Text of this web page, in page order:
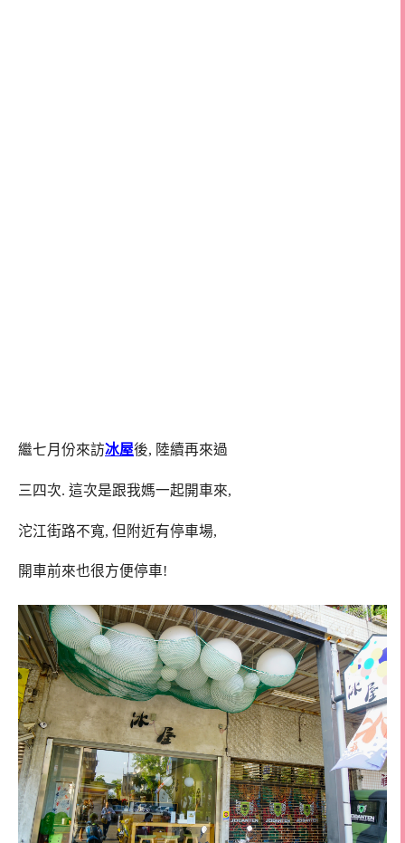
繼七月份來訪冰屋後, 陸續再來過
三四次. 這次是跟我媽一起開車來,
沱江街路不寬, 但附近有停車場,
開車前來也很方便停車!